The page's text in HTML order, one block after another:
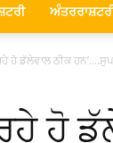
ਹੋ ਡੱਲੇਵਾਲ ਠੀਕ
ਹੋ